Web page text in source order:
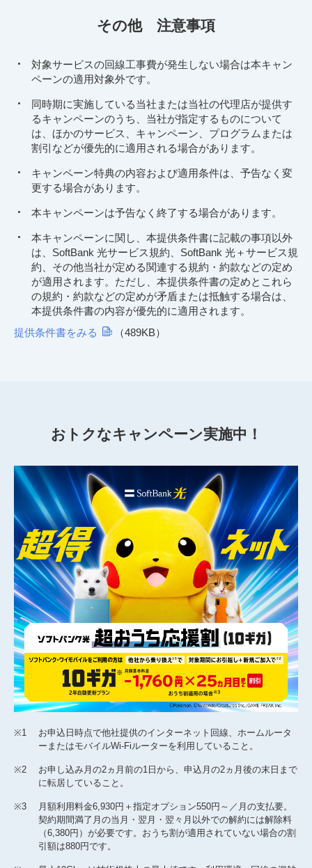
その他 注意事項
対象サービスの回線工事費が発生しない場合は本キャン
ペーンの適用対象外です。
同時期に実施している当社または当社の代理店が提供す
るキャンペーンのうち、当社が指定するものについて
は、ほかのサービス、キャンペーン、プログラムまたは
割引などが優先的に適用される場合があります。
キャンペーン特典の内容および適用条件は、予告なく変
更する場合があります。
本キャンペーンは予告なく終了する場合があります。
本キャンペーンに関し、本提供条件書に記載の事項以外
は、SoftBank 光サービス規約、SoftBank 光＋サービス規
約、その他当社が定める関連する規約・約款などの定め
が適用されます。ただし、本提供条件書の定めとこれら
の規約・約款などの定めが矛盾または抵触する場合は、
本提供条件書の内容が優先的に適用されます。
提供条件書をみる
（489KB）
おトクなキャンペーン実施中！
※1
お申込日時点で他社提供のインターネット回線、ホームルータ
ーまたはモバイルWi-Fiルーターを利用していること。
※2
お申し込み月の2ヵ月前の1日から、申込月の2ヵ月後の末日まで
に転居していること。
※3
月額利用料金6,930円＋指定オプション550円～／月の支払要。
契約期間満了月の当月・翌月・翌々月以外での解約には解除料
（6,380円）が必要です。おうち割が適用されていない場合の割
引額は880円です。